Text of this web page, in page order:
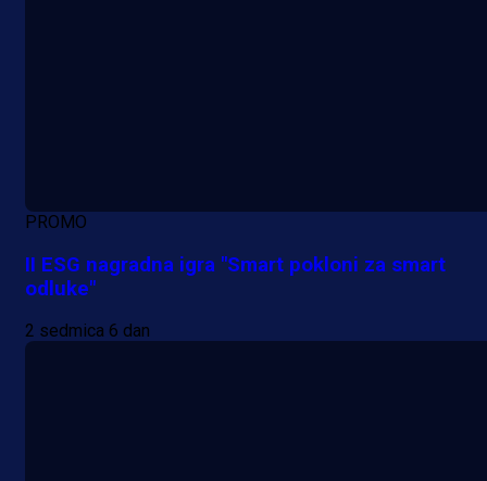
PROMO
II ESG nagradna igra "Smart pokloni za smart
odluke"
2 sedmica 6 dan